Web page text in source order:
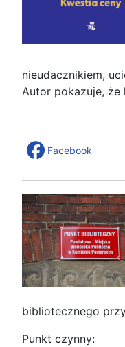
nieudacznikiem,
Autor pokazuje,
Facebook
bibliotecznego
Punkt czynny: